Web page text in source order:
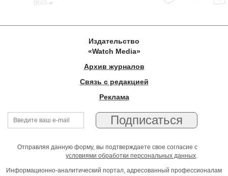
Издательство
«Watch Media»
Архив журналов
Связь с редакцией
Реклама
Отправляя данную форму, вы подтверждаете свое согласие с
условиями обработки персональных данных.
Информационно-аналитический портал, адресованный профессионалам